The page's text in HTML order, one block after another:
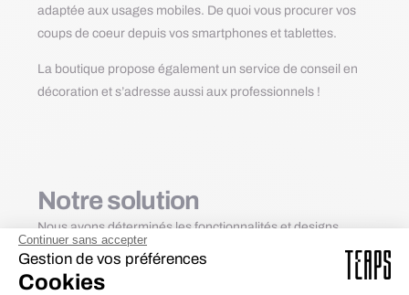
Continuer sans accepter
Gestion de vos préférences
Cookies
adaptée aux usages mobiles. De quoi vous procurer vos
coups de coeur depuis vos smartphones et tablettes.
La boutique propose également un service de conseil en
décoration et s’adresse aussi aux professionnels !
Notre solution
Nous avons déterminés les fonctionnalités et designs
pertinents pour la boutique en ligne de la marque. Nous
avons choisi de concevoir leur boutique grâce au CMS